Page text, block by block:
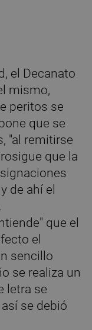
el Decanato
mismo,
peritos se
que se
"al remitirse
que la
de ahí el
que el
el
sencillo
se realiza un
letra se
se debió